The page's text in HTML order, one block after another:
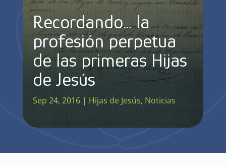
Recordando… la
profesión perpetua
de las primeras Hijas
de Jesús
Sep 24, 2016| Hijas de Jesús, Noticias